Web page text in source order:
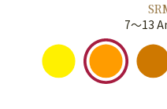
7～13